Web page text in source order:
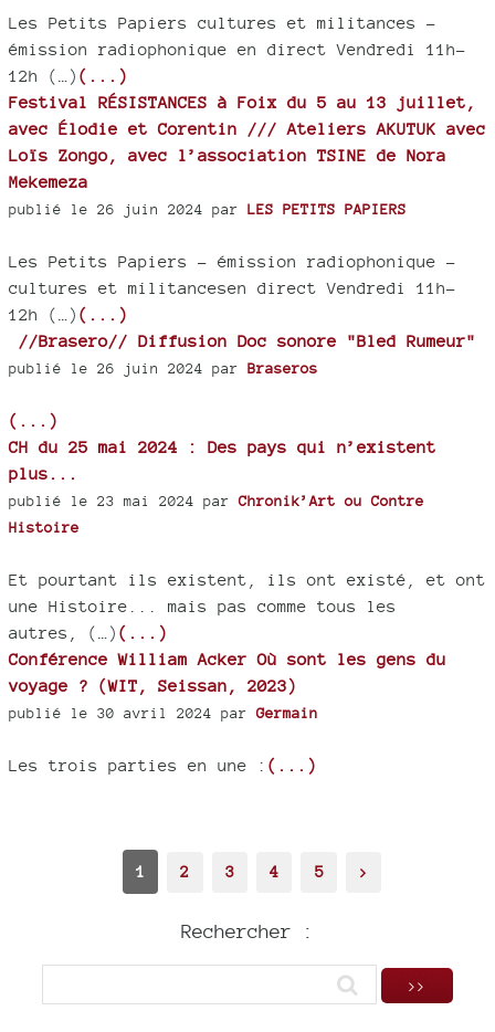
Les Petits Papiers cultures et militances -
émission radiophonique en direct Vendredi 11h-
12h (…) (...)
Festival RÉSISTANCES à Foix du 5 au 13 juillet,
avec Élodie et Corentin /// Ateliers AKUTUK avec
Loïs Zongo, avec l’association TSINE de Nora
Mekemeza
publié le 26 juin 2024 par LES PETITS PAPIERS
Les Petits Papiers - émission radiophonique -
cultures et militancesen direct Vendredi 11h-
12h (…) (...)
//Brasero// Diffusion Doc sonore "Bled Rumeur"
publié le 26 juin 2024 par Braseros
(...)
CH du 25 mai 2024 : Des pays qui n’existent
plus...
publié le 23 mai 2024 parChronik’Art ou Contre
Histoire
Et pourtant ils existent, ils ont existé, et ont
une Histoire... mais pas comme tous les
autres, (…) (...)
Conférence William Acker Où sont les gens du
voyage ? (WIT, Seissan, 2023)
publié le 30 avril 2024 parGermain
Les trois parties en une : (...)
1 2 3 4 5 >
Rechercher :